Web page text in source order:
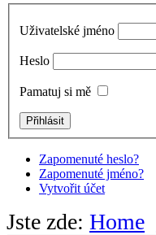
Uživatelské jméno
Heslo
Pamatuj si mě
Zapomenuté heslo?
Zapomenuté jméno?
Vytvořit účet
Jste zde: Home